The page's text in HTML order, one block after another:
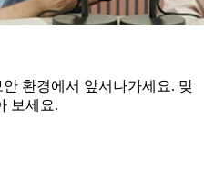
환경에서 앞서나가세요. 맞
보세요.